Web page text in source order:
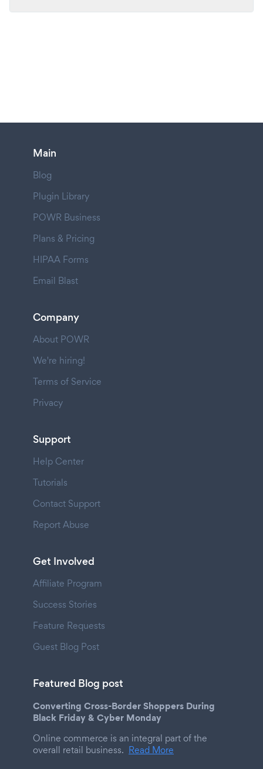
Main
Blog
Plugin Library
POWR Business
Plans & Pricing
HIPAA Forms
Email Blast
Company
About POWR
We're hiring!
Terms of Service
Privacy
Support
Help Center
Tutorials
Contact Support
Report Abuse
Get Involved
Affiliate Program
Success Stories
Feature Requests
Guest Blog Post
Featured Blog post
Converting Cross-Border Shoppers During
Black Friday & Cyber Monday
Online commerce is an integral part of the
overall retail business. Read More